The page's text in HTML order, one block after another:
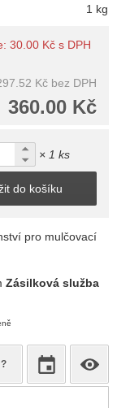
1 kg
30.00 Kč s DPH
Kč bez DPH
360.00 Kč
× 1 ks
do košíku
pro mulčovací
Zásilková služba
?